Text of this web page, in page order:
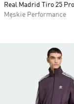
Real Madrid Tiro 25
Męskie Performance